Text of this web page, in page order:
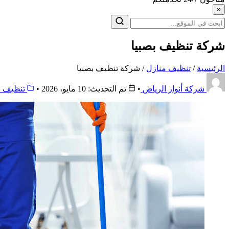
×
البحث
عن:
شركة تنظيف بصبيا
الرئيسية / تنظيف منازل / شركة تنظيف بصبيا
شركة أنوار الرياض • تم التحديث: 10 مايو، 2026 • تنظيف